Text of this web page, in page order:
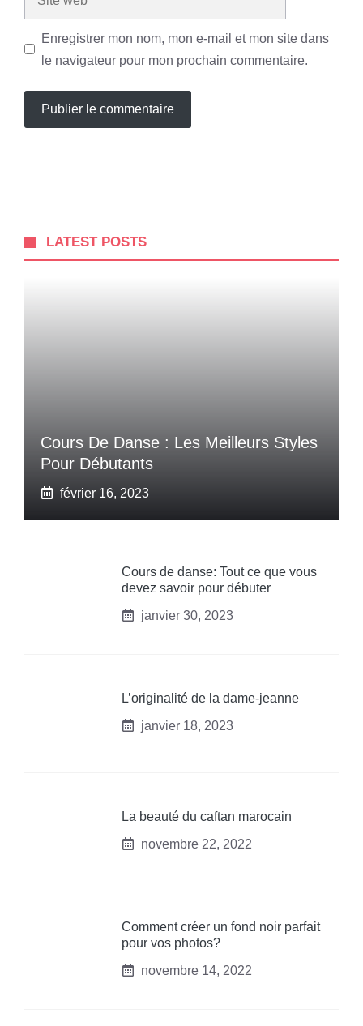
Enregistrer mon nom, mon e-mail et mon site dans
le navigateur pour mon prochain commentaire.
LATEST POSTS
Cours De Danse : Les Meilleurs Styles
Pour Débutants
février 16, 2023
Cours de danse: Tout ce que vous
devez savoir pour débuter
janvier 30, 2023
L’originalité de la dame-jeanne
janvier 18, 2023
La beauté du caftan marocain
novembre 22, 2022
Comment créer un fond noir parfait
pour vos photos?
novembre 14, 2022